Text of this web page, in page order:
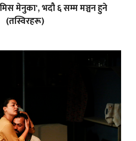
मेनुका', भदौ ६ सम्म मञ्चन हुने
(तस्विरहरू)